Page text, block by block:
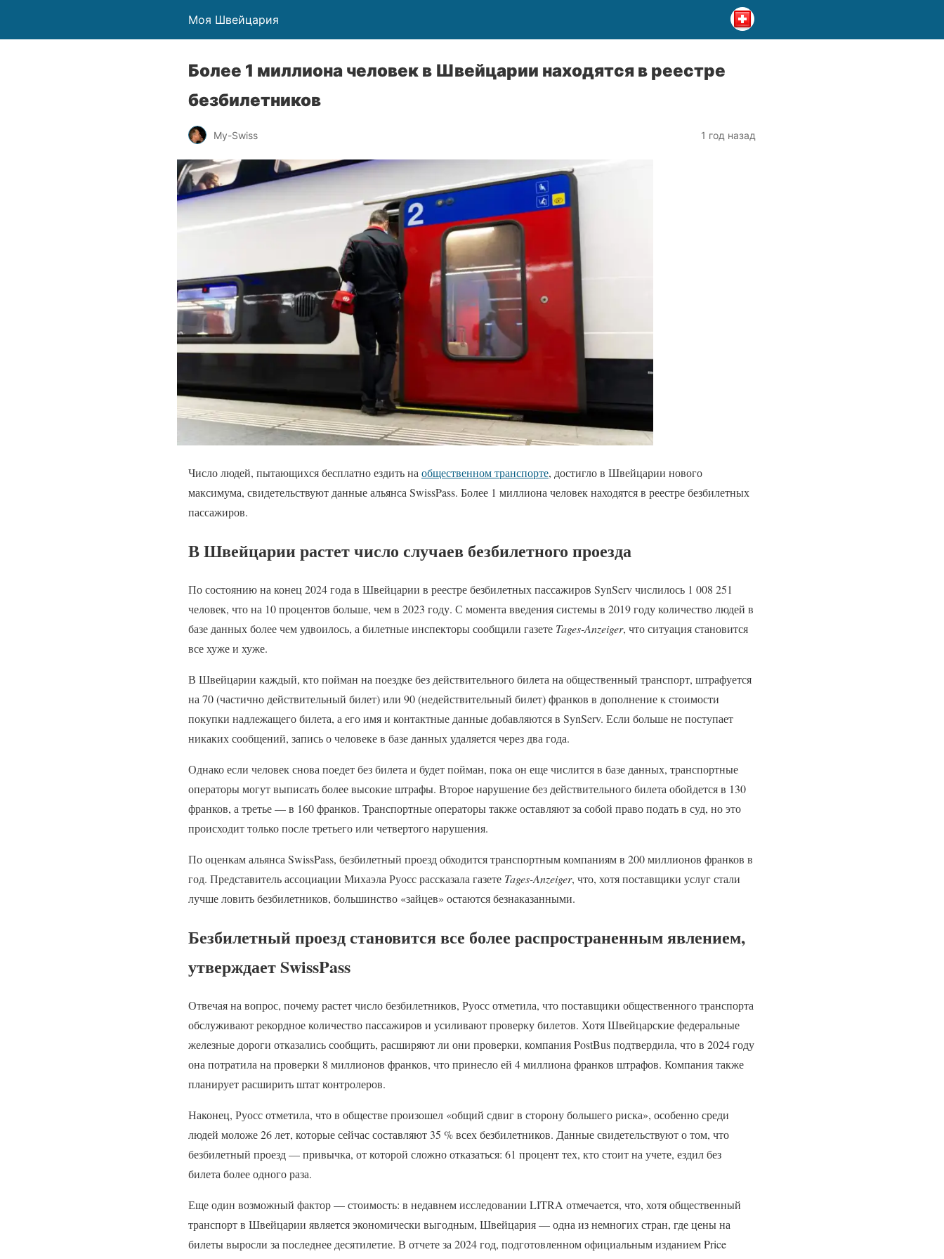
Моя Швейцария
Более 1 миллиона человек в Швейцарии находятся в реестре
безбилетников
My-Swiss 1 год назад
Число людей, пытающихся бесплатно ездить на общественном транспорте, достигло в Швейцарии нового
максимума, свидетельствуют данные альянса SwissPass. Более 1 миллиона человек находятся в реестре безбилетных
пассажиров.
В Швейцарии растет число случаев безбилетного проезда
По состоянию на конец 2024 года в Швейцарии в реестре безбилетных пассажиров SynServ числилось 1 008 251
человек, что на 10 процентов больше, чем в 2023 году. С момента введения системы в 2019 году количество людей в
базе данных более чем удвоилось, а билетные инспекторы сообщили газете Tages-Anzeiger, что ситуация становится
все хуже и хуже.
В Швейцарии каждый, кто пойман на поездке без действительного билета на общественный транспорт, штрафуется
на 70 (частично действительный билет) или 90 (недействительный билет) франков в дополнение к стоимости
покупки надлежащего билета, а его имя и контактные данные добавляются в SynServ. Если больше не поступает
никаких сообщений, запись о человеке в базе данных удаляется через два года.
Однако если человек снова поедет без билета и будет пойман, пока он еще числится в базе данных, транспортные
операторы могут выписать более высокие штрафы. Второе нарушение без действительного билета обойдется в 130
франков, а третье — в 160 франков. Транспортные операторы также оставляют за собой право подать в суд, но это
происходит только после третьего или четвертого нарушения.
По оценкам альянса SwissPass, безбилетный проезд обходится транспортным компаниям в 200 миллионов франков в
год. Представитель ассоциации Михаэла Руосс рассказала газете Tages-Anzeiger, что, хотя поставщики услуг стали
лучше ловить безбилетников, большинство «зайцев» остаются безнаказанными.
Безбилетный проезд становится все более распространенным явлением,
утверждает SwissPass
Отвечая на вопрос, почему растет число безбилетников, Руосс отметила, что поставщики общественного транспорта
обслуживают рекордное количество пассажиров и усиливают проверку билетов. Хотя Швейцарские федеральные
железные дороги отказались сообщить, расширяют ли они проверки, компания PostBus подтвердила, что в 2024 году
она потратила на проверки 8 миллионов франков, что принесло ей 4 миллиона франков штрафов. Компания также
планирует расширить штат контролеров.
Наконец, Руосс отметила, что в обществе произошел «общий сдвиг в сторону большего риска», особенно среди
людей моложе 26 лет, которые сейчас составляют 35 % всех безбилетников. Данные свидетельствуют о том, что
безбилетный проезд — привычка, от которой сложно отказаться: 61 процент тех, кто стоит на учете, ездил без
билета более одного раза.
Еще один возможный фактор — стоимость: в недавнем исследовании LITRA отмечается, что, хотя общественный
транспорт в Швейцарии является экономически выгодным, Швейцария — одна из немногих стран, где цены на
билеты выросли за последнее десятилетие. В отчете за 2024 год, подготовленном официальным изданием Price